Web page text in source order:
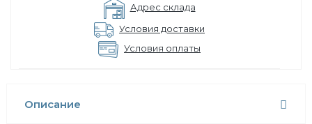
Адрес склада
Условия доставки
Условия оплаты
Описание